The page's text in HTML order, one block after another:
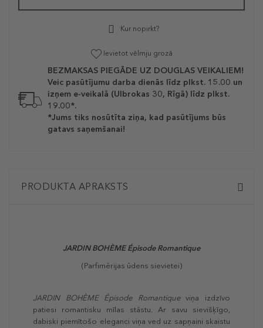
Kur nopirkt?
Ievietot vēlmju grozā
BEZMAKSAS PIEGĀDE UZ DOUGLAS VEIKALIEM!
Veic pasūtījumu darba dienās līdz plkst. 15.00 un
izņem e-veikalā (Ulbrokas 30, Rīgā) līdz plkst.
19.00*.
*Jums tiks nosūtīta ziņa, kad pasūtījums būs
gatavs saņemšanai!
PRODUKTA APRAKSTS
JARDIN BOHÈMEÉpisode Romantique
(Parfimērijas ūdens sievietei)
JARDIN BOHÈMEÉpisode Romantiqueviņa izdzīvo
patiesi romantisku mīlas stāstu. Ar savu sievišķīgo,
dabiski piemītošo eleganci viņa ved uz sapņaini skaistu